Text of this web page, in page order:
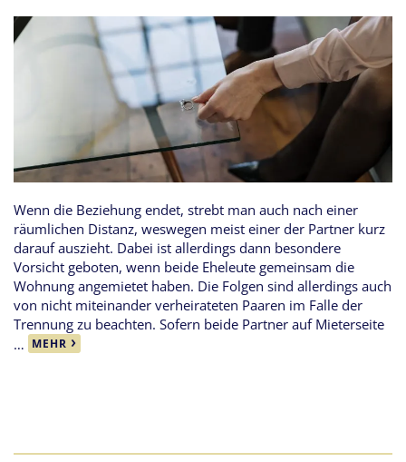
Wenn die Beziehung endet, strebt man auch nach einer
räumlichen Distanz, weswegen meist einer der Partner kurz
darauf auszieht. Dabei ist allerdings dann besondere
Vorsicht geboten, wenn beide Eheleute gemeinsam die
Wohnung angemietet haben. Die Folgen sind allerdings auch
von nicht miteinander verheirateten Paaren im Falle der
Trennung zu beachten. Sofern beide Partner auf Mieterseite
… MEHR